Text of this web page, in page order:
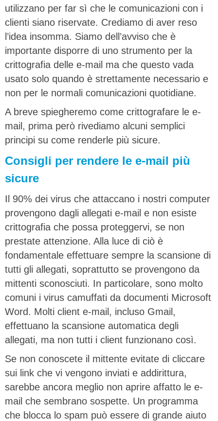
utilizzano per far sì che le comunicazioni con i
clienti siano riservate. Crediamo di aver reso
l’idea insomma. Siamo dell’avviso che è
importante disporre di uno strumento per la
crittografia delle e-mail ma che questo vada
usato solo quando è strettamente necessario e
non per le normali comunicazioni quotidiane.
A breve spiegheremo come crittografare le e-
mail, prima però rivediamo alcuni semplici
principi su come renderle più sicure.
Consigli per rendere le e-mail più
sicure
Il 90% dei virus che attaccano i nostri computer
provengono dagli allegati e-mail e non esiste
crittografia che possa proteggervi, se non
prestate attenzione. Alla luce di ciò è
fondamentale effettuare sempre la scansione di
tutti gli allegati, soprattutto se provengono da
mittenti sconosciuti. In particolare, sono molto
comuni i virus camuffati da documenti Microsoft
Word. Molti client e-mail, incluso Gmail,
effettuano la scansione automatica degli
allegati, ma non tutti i client funzionano così.
Se non conoscete il mittente evitate di cliccare
sui link che vi vengono inviati e addirittura,
sarebbe ancora meglio non aprire affatto le e-
mail che sembrano sospette. Un programma
che blocca lo spam può essere di grande aiuto